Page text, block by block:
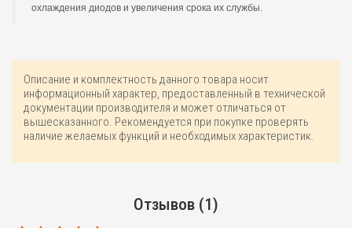
охлаждения диодов и увеличения срока их службы.
Описание и комплектность данного товара носит
информационный характер, предоставленный в технической
документации производителя и может отличаться от
вышесказанного. Рекомендуется при покупке проверять
наличие желаемых функций и необходимых характеристик.
Отзывов (1)